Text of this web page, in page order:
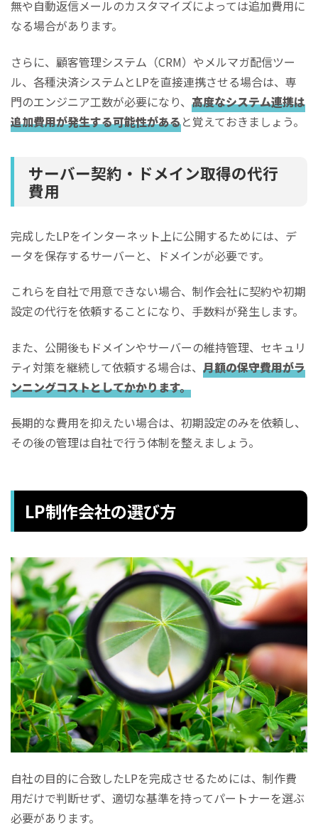
無や自動返信メールのカスタマイズによっては追加費用に
なる場合があります。
さらに、顧客管理システム（CRM）やメルマガ配信ツー
ル、各種決済システムとLPを直接連携させる場合は、専
門のエンジニア工数が必要になり、 高度なシステム連携は
追加費用が発生する可能性があると覚えておきましょう。
サーバー契約・ドメイン取得の代行
費用
完成したLPをインターネット上に公開するためには、デ
ータを保存するサーバーと、ドメインが必要です。
これらを自社で用意できない場合、制作会社に契約や初期
設定の代行を依頼することになり、手数料が発生します。
また、公開後もドメインやサーバーの維持管理、セキュリ
ティ対策を継続して依頼する場合は、 月額の保守費用がラ
ンニングコストとしてかかります。
長期的な費用を抑えたい場合は、初期設定のみを依頼し、
その後の管理は自社で行う体制を整えましょう。
LP制作会社の選び方
自社の目的に合致したLPを完成させるためには、制作費
用だけで判断せず、適切な基準を持ってパートナーを選ぶ
必要があります。